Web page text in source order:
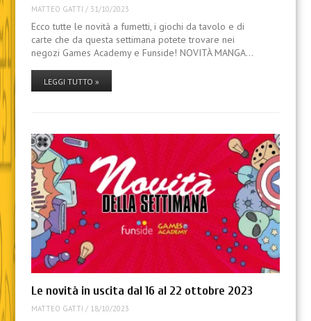
MATTEO GATTI / 31/10/2023
Ecco tutte le novità a fumetti, i giochi da tavolo e di
carte che da questa settimana potete trovare nei
negozi Games Academy e Funside! NOVITÀ MANGA…
LEGGI TUTTO »
Le novità in uscita dal 16 al 22 ottobre 2023
MATTEO GATTI / 18/10/2023